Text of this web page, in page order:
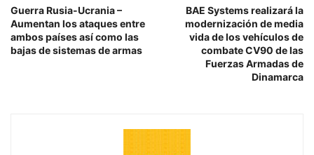
Guerra Rusia-Ucrania –
Aumentan los ataques entre
ambos países así como las
bajas de sistemas de armas
BAE Systems realizará la
modernización de media
vida de los vehículos de
combate CV90 de las
Fuerzas Armadas de
Dinamarca